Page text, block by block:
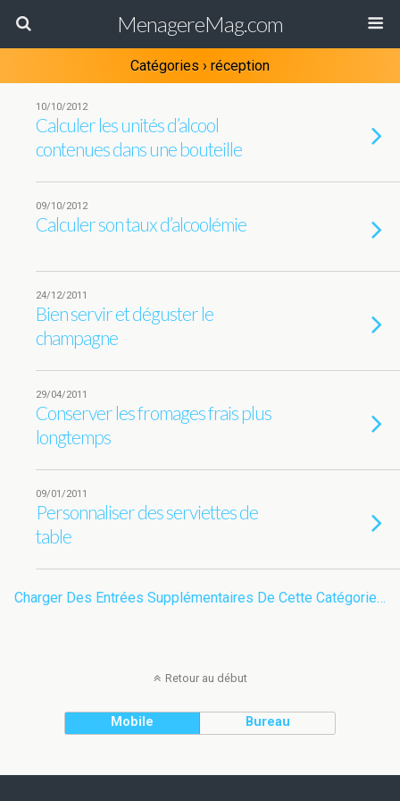
MenagereMag.com
Catégories › réception
10/10/2012
Calculer les unités d’alcool
contenues dans une bouteille
09/10/2012
Calculer son taux d’alcoolémie
24/12/2011
Bien servir et déguster le
champagne
29/04/2011
Conserver les fromages frais plus
longtemps
09/01/2011
Personnaliser des serviettes de
table
Charger Des Entrées Supplémentaires De Cette Catégorie…
Retour au début
Mobile Bureau